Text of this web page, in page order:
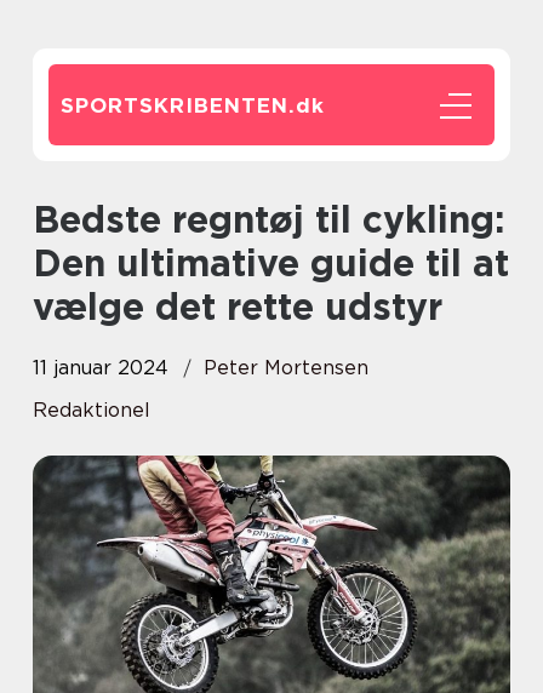
SPORTSKRIBENTEN.dk
Bedste regntøj til cykling:
Den ultimative guide til at
vælge det rette udstyr
11 januar 2024
Peter Mortensen
Redaktionel